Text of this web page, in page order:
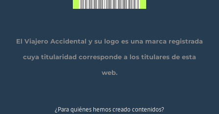
El Viajero Accidental y su logo es una marca registrada
cuya titularidad corresponde a los titulares de esta
web.
¿Para quiénes hemos creado contenidos?